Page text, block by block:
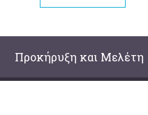
Προκήρυξη και Μελέτη